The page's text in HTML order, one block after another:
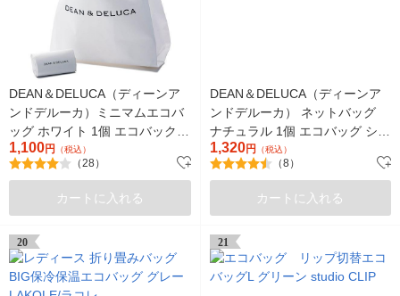
DEAN＆DELUCA（ディーンア
ンドデルーカ）ミニマムエコバ
ッグ ホワイト 1個 エコバック
折りたたみ トートバッグ
1,100円 （税込）
（28）
カートに入れる
DEAN＆DELUCA（ディーンア
ンドデルーカ） ネットバッグ
ナチュラル 1個 エコバッグ ショ
ッピングバッグ 収納バッグ
1,320円 （税込）
（8）
カートに入れる
20 21